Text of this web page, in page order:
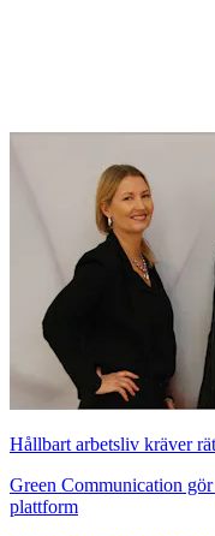
Hållbart arbetsliv kräver
Green Communication
plattform